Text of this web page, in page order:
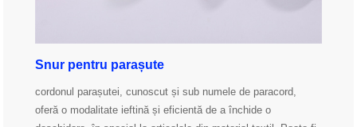
Snur pentru parașute
cordonul parașutei, cunoscut și sub numele de paracord,
oferă o modalitate ieftină și eficientă de a închide o